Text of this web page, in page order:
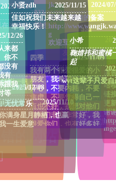
2023/06/09
在这里留下你想说
2023/06/11
的网站
温暖的心
2023/06/15
666
zy
2023/08/03
之前的服务器服务商跑
路了，数据有所丢失
zy
友链格式：
网站名称：ZY 知
网站介绍：一个
索与分享的平台
网站地址：
https://pljzy.top/
网站头像：
https://pljzy.top/
ogo4.jpg
aqy
试一下 加粗
2023/12/14
aaa
jk
2024/
同湘，湖南的备案
http://
g
欢迎互踩
凛
哈
链
更
谢
2025/01/23
2025/11/08
崔一帆！
四季
2025/11/09
我有两个很爱很爱的小
朋友，我希望他们天天
开心，不要内耗，不要
焦虑，不要觉得自己一
点也不好，我想对他们
说你们非常非常好，我
很爱你们，也有好多好
2025/11/10
ai
2025/11/10
满身星月静栖，也赢
一生爱意
。
wyt这辈子只爱自
小贤zdh
2025/11/15
佳如祝我们未来越来越
幸福快乐！
情
2025/12/08
无忧常乐
12/26
来都
你不
没有
有
跟我
等
小希
鞠婧祎和蜜橘
起